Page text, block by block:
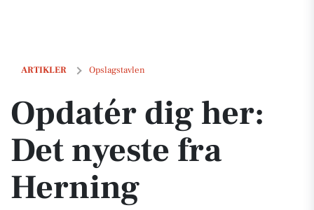
ARTIKLER Opslagstavlen
Opdatér dig her: Det nyeste fra Herning
Opdatér dig her:
Det nyeste fra
Herning